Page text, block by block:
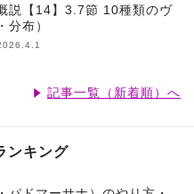
説【14】3.7節 10種類のヴ
分布）
記事一覧（新着順）へ
ンキング